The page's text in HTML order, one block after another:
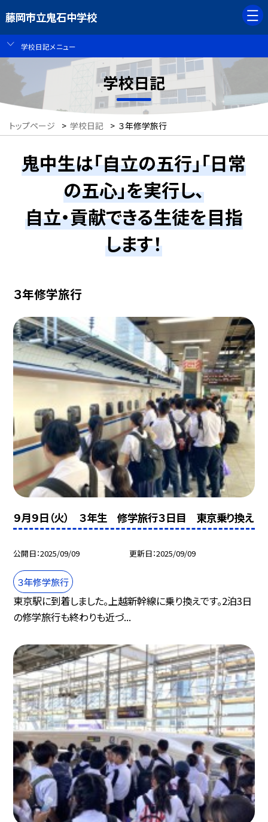
藤岡市立鬼石中学校
学校日記メニュー
学校日記
トップページ > 学校日記 > ３年修学旅行
鬼中生は「自立の五行」「日常
の五心」を実行し、
自立・貢献できる生徒を目指
します！
３年修学旅行
９月９日（火） ３年生 修学旅行３日目 東京乗り換え
公開日 2025/09/09 更新日 2025/09/09
３年修学旅行
東京駅に到着しました。上越新幹線に乗り換えです。2泊3日
の修学旅行も終わりも近づ...